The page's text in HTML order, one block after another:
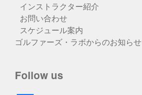
インストラクター紹介
お問い合わせ
スケジュール案内
ゴルファーズ・ラボからのお知らせ
Follow us